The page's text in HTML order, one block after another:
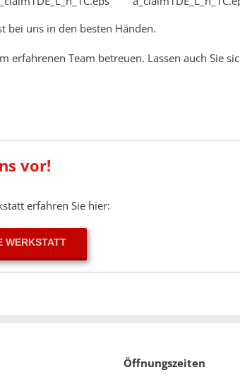
bei uns in den besten Händen.
Team betreuen. Lassen auch Sie
vor!
erfahren Sie hier:
WERKSTATT
Öffnungszeiten